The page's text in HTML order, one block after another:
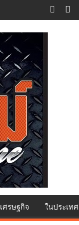
เศรษฐกิจ ในประเทศ